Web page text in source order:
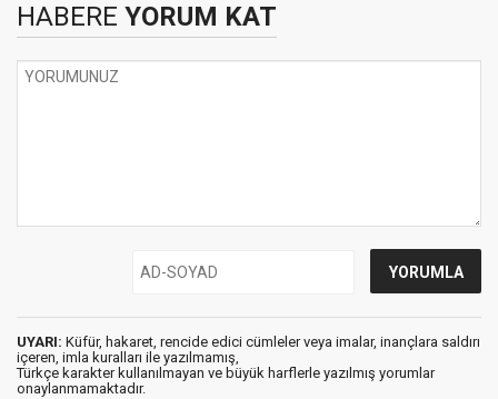
HABERE YORUM KAT
UYARI: Küfür, hakaret, rencide edici cümleler veya imalar, inançlara saldırı
içeren, imla kuralları ile yazılmamış,
Türkçe karakter kullanılmayan ve büyük harflerle yazılmış yorumlar
onaylanmamaktadır.